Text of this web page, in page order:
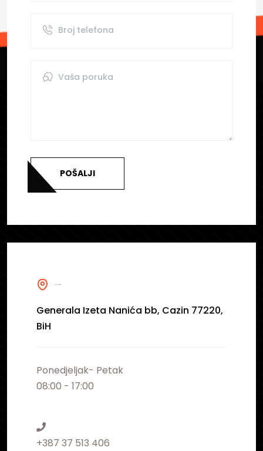
POŠALJI
Generala Izeta Nanića bb, Cazin 77220,
BiH
Ponedjeljak- Petak
08:00 - 17:00
+387 37 513 406